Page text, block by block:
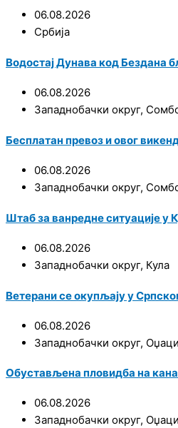
06.08.2026
Србија
Водостај Дунава код Бездана
06.08.2026
Западнобачки округ,
Бесплатан превоз и овог
06.08.2026
Западнобачки округ,
Штаб за ванредне ситуације у
06.08.2026
Западнобачки округ, Кула
Ветерани се окупљају у
06.08.2026
Западнобачки округ, Оџаци
Обустављена пловидба на
06.08.2026
Западнобачки округ, Оџаци